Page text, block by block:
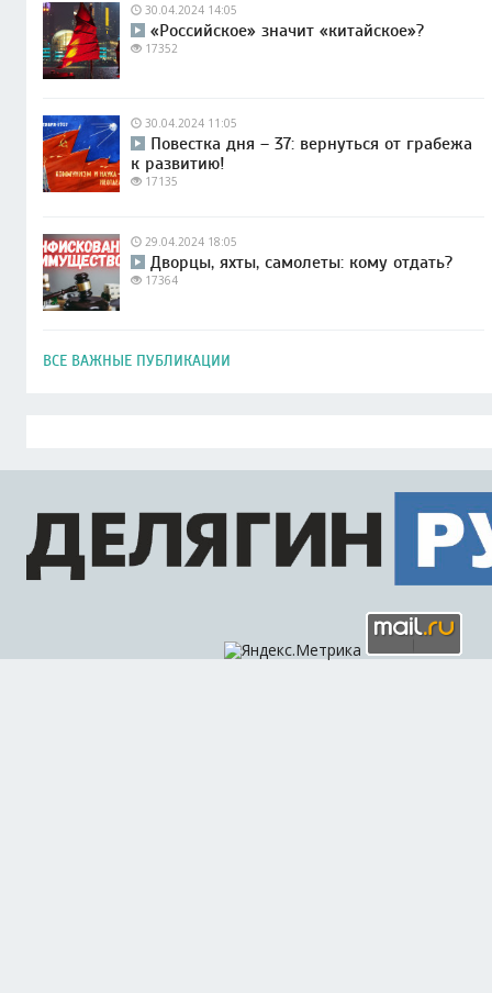
30.04.2024 14:05
«Российское» значит «китайское»?
17352
30.04.2024 11:05
Повестка дня – 37: вернуться от грабежа
к развитию!
17135
29.04.2024 18:05
Дворцы, яхты, самолеты: кому отдать?
17364
ВСЕ ВАЖНЫЕ ПУБЛИКАЦИИ